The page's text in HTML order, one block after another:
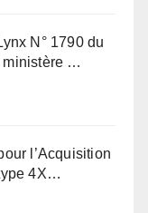
N° 1790 du
ministère …
l’Acquisition
4X…